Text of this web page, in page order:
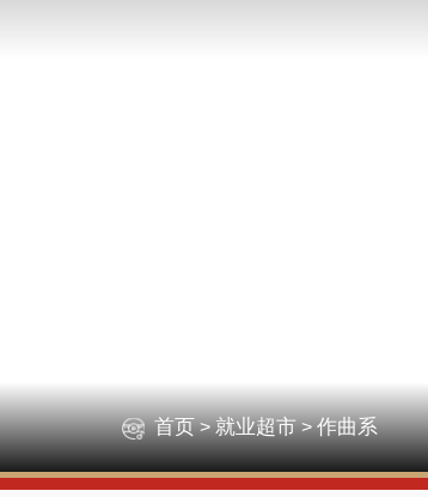
首页>就业超市>作曲系